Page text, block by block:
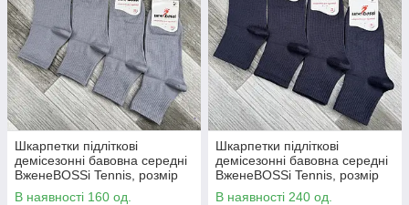
Шкарпетки підліткові
демісезонні бавовна середні
ВженеBOSSі Tennis, розмір
23 (36-38), сірі, 012883
В наявності 160 од.
Шкарпетки підліткові
демісезонні бавовна середні
ВженеBOSSі Tennis, розмір
23 (36-38), тем.-сірі, 012884
В наявності 240 од.